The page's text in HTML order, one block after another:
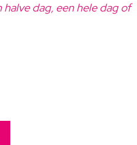
dag, een hele dag of